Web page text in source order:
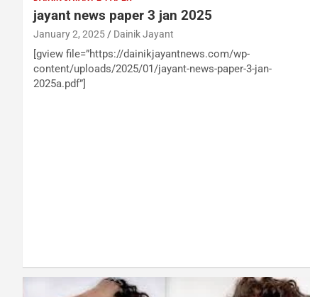
jayant news paper 3 jan 2025
January 2, 2025 Dainik Jayant
[gview file=”https://dainikjayantnews.com/wp-
content/uploads/2025/01/jayant-news-paper-3-jan-
2025a.pdf”]